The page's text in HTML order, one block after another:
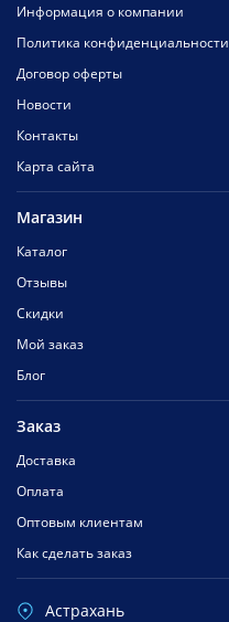
Информация о компании
Политика конфиденциальности
Договор оферты
Новости
Контакты
Карта сайта
Магазин
Каталог
Отзывы
Скидки
Мой заказ
Блог
Заказ
Доставка
Оплата
Оптовым клиентам
Как сделать заказ
Астрахань